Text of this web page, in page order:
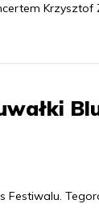
Krzysztof
Festiwalu.